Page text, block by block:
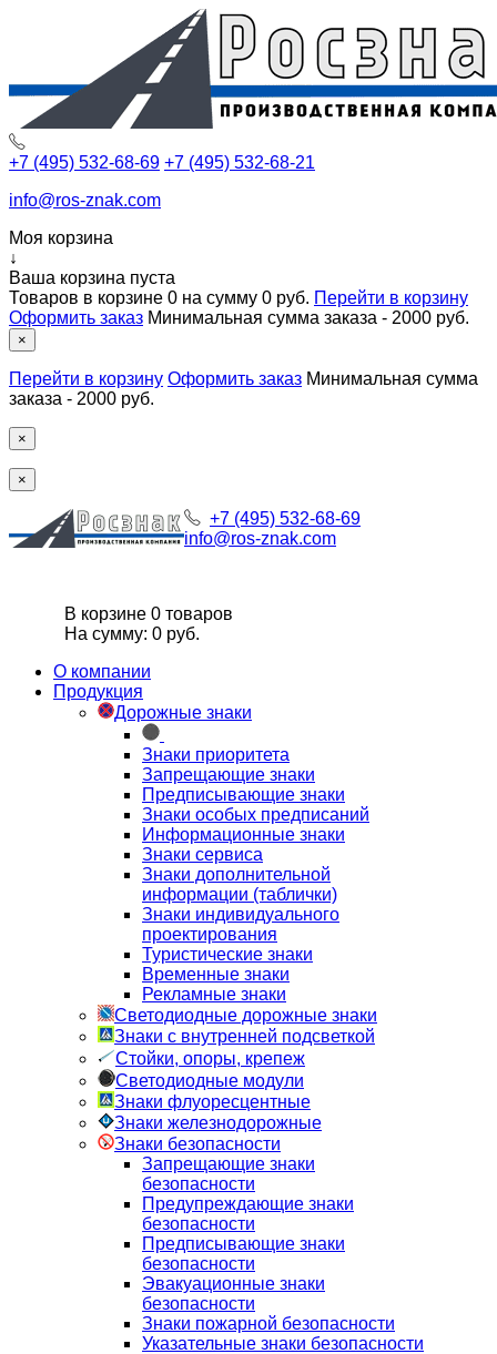
+7 (495) 532-68-69 +7 (495) 532-68-21
info@ros-znak.com
Моя корзина
↓
Ваша корзина пуста
Товаров в корзине 0 на сумму 0 руб. Перейти в корзину
Оформить заказ Минимальная сумма заказа - 2000 руб.
×
Перейти в корзину Оформить заказ Минимальная сумма
заказа - 2000 руб.
×
×
+7 (495) 532-68-69
info@ros-znak.com
В корзине 0 товаров
На сумму: 0 руб.
О компании
Продукция
Дорожные знаки
Знаки приоритета
Запрещающие знаки
Предписывающие знаки
Знаки особых предписаний
Информационные знаки
Знаки сервиса
Знаки дополнительной
информации (таблички)
Знаки индивидуального
проектирования
Туристические знаки
Временные знаки
Рекламные знаки
Светодиодные дорожные знаки
Знаки с внутренней подсветкой
Стойки, опоры, крепеж
Светодиодные модули
Знаки флуоресцентные
Знаки железнодорожные
Знаки безопасности
Запрещающие знаки
безопасности
Предупреждающие знаки
безопасности
Предписывающие знаки
безопасности
Эвакуационные знаки
безопасности
Знаки пожарной безопасности
Указательные знаки безопасности